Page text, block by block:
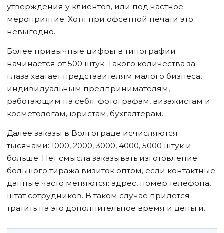
утверждения у клиентов, или под частное
мероприятие. Хотя при офсетной печати это
невыгодно.
Более привычные цифры в типографии
начинается от 500 штук. Такого количества за
глаза хватает представителям малого бизнеса,
индивидуальным предпринимателям,
работающим на себя: фотографам, визажистам и
косметологам, юристам, бухгалтерам.
Далее заказы в Волгограде исчисляются
тысячами: 1000, 2000, 3000, 4000, 5000 штук и
больше. Нет смысла заказывать изготовление
большого тиража визиток оптом, если контактные
данные часто меняются: адрес, номер телефона,
штат сотрудников. В таком случае придется
тратить на это дополнительное время и деньги.